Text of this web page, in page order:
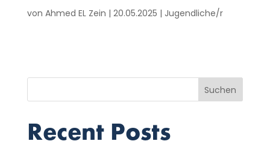
von Ahmed EL Zein | 20.05.2025 | Jugendliche/r
Suchen
Recent Posts